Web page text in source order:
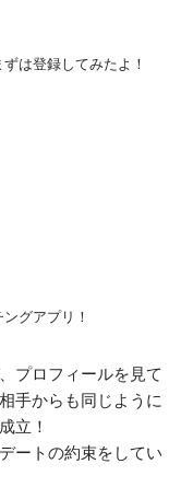
は登録してみたよ！
グアプリ！
プロフィールを見て
手からも同じように
立！
ートの約束をしてい